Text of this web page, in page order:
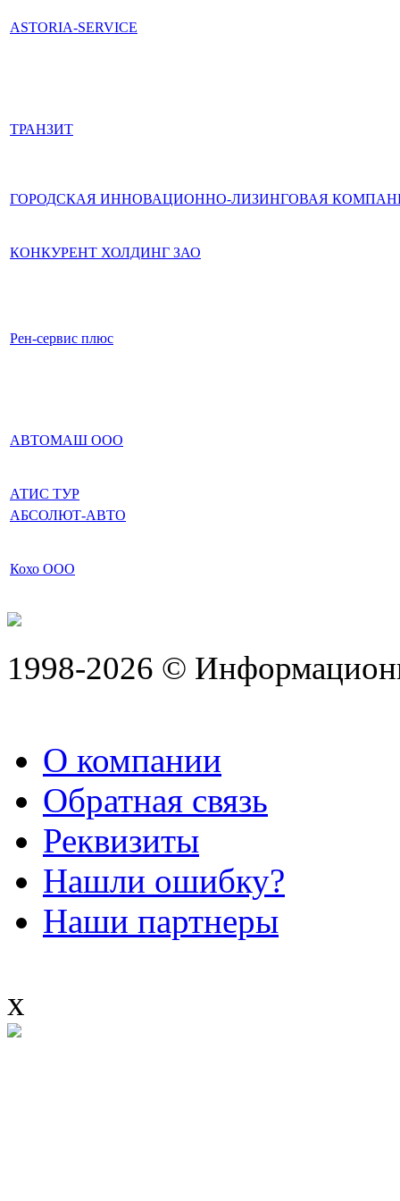
ASTORIA-SERVICE
ТРАНЗИТ
ГОРОДСКАЯ ИННОВАЦИОННО-ЛИЗИНГОВАЯ
КОНКУРЕНТ ХОЛДИНГ ЗАО
Рен-сервис плюс
АВТОМАШ ООО
АТИС ТУР
АБСОЛЮТ-АВТО
Кохо ООО
1998-2026 ©
О компании
Обратная связь
Реквизиты
Нашли ошибку?
Наши партнеры
x